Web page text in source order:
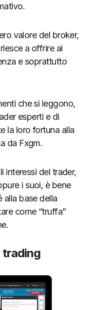
valore del broker,
a offrire ai
e soprattutto
che si leggono,
esperti e di
la loro fortuna alla
da Fxgm.
interessi del trader,
i suoi, è bene
alla base della
come “truffa”
trading